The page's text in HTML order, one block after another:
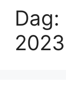
Dag:
2023